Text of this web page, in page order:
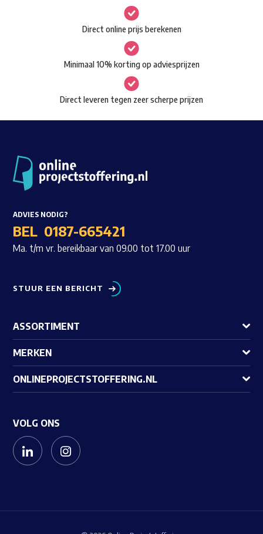
Waar ben je naar op zoek?
gekozen
worden
op
de
productpagina
Direct online prijs berekenen
Minimaal 10% korting op adviesprijzen
Direct leveren tegen zeer scherpe prijzen
ADVIES NODIG?
BEL 0187-665421
Ma. t/m vr. bereikbaar van 09.00 tot 17.00 uur
STUUR EEN BERICHT
ASSORTIMENT
MERKEN
ONLINEPROJECTSTOFFERING.NL
VOLG ONS